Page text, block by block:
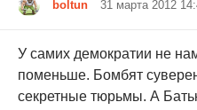
boltun 31 марта 2012
У самих демократии не
поменьше. Бомбят
секретные тюрьмы. А